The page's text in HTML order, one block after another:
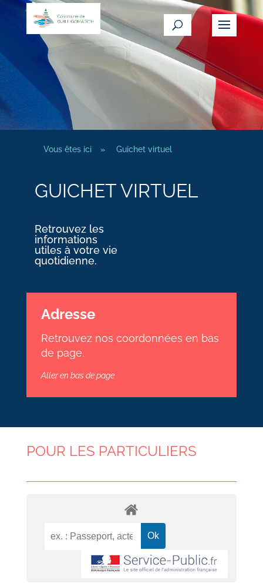
Vous êtes ici » Guichet virtuel
GUICHET VIRTUEL
Retrouvez les
informations
utiles à votre vie
quotidienne.
Adresse
Retrouvez nos coordonnées en bas
de page.
Aller en bas de page
POUR LES PARTICULIERS